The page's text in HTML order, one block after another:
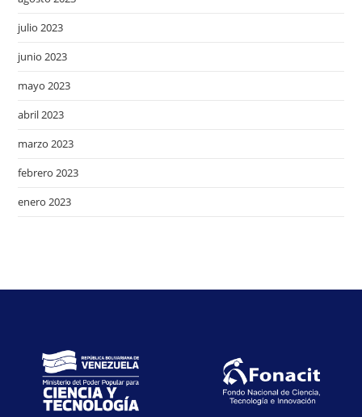
julio 2023
junio 2023
mayo 2023
abril 2023
marzo 2023
febrero 2023
enero 2023